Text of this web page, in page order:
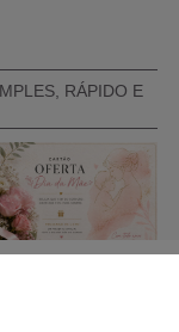
RÁPIDO E